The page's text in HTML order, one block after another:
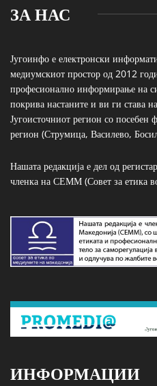
ЗА НАС
Југоинфо е електронски
медиумскиот простор од 2012
професионално информирање на
покрива настаните и ви ги става
Југоисточниот регион со посебен
регион (Струмица, Василево,
Нашата редакција е дел од
членка на СЕММ (Совет за етика
ИНФОРМАЦИИ